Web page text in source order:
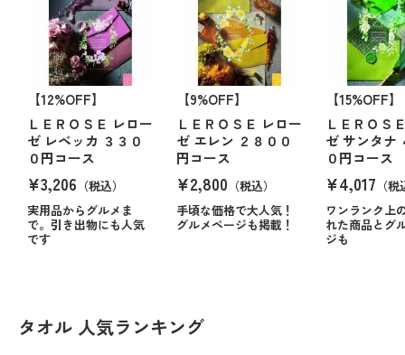
【12%OFF】
ＬＥＲＯＳＥ レロー
ゼ レベッカ ３３０
０円コース
¥3,206 （税込）
実用品からグルメま
で。引き出物にも人気
です
【9%OFF】
ＬＥＲＯＳＥ レロー
ゼ エレン ２８００
円コース
¥2,800 （税込）
手頃な価格で大人気！
グルメページも掲載！
【15%OFF】
ＬＥＲＯＳ
ゼ サンタナ
０円コース
¥4,017 （
ワンランク上
れた商品とグ
ジも
タオル 人気ランキング